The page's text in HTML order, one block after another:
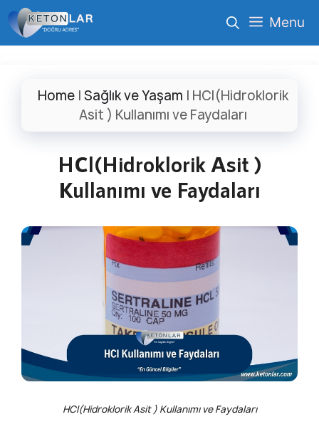
İçeriğe
atla
Menu
Home | Sağlık ve Yaşam | HCl(Hidroklorik
Asit ) Kullanımı ve Faydaları
HCl(Hidroklorik Asit )
Kullanımı ve Faydaları
HCl(Hidroklorik Asit ) Kullanımı ve Faydaları